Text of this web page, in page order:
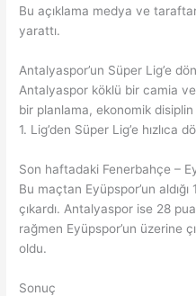
Bu açıklama medya ve
yarattı.
Antalyaspor’un Süper Lig’e
Antalyaspor köklü bir camia
bir planlama, ekonomik
1. Lig’den Süper Lig’e hızlıca
Son haftadaki Fenerbahçe –
Bu maçtan Eyüpspor’un aldığı
çıkardı. Antalyaspor ise 28
rağmen Eyüpspor’un üzerine
oldu.
Sonuç